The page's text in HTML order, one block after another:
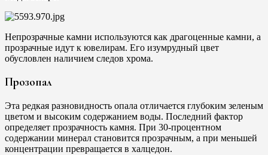
Непрозрачные камни используются как драгоценные камни, а
прозрачные идут к ювелирам. Его изумрудный цвет
обусловлен наличием следов хрома.
Прозопал
Эта редкая разновидность опала отличается глубоким зеленым
цветом и высоким содержанием воды. Последний фактор
определяет прозрачность камня. При 30-процентном
содержании минерал становится прозрачным, а при меньшей
концентрации превращается в халцедон.